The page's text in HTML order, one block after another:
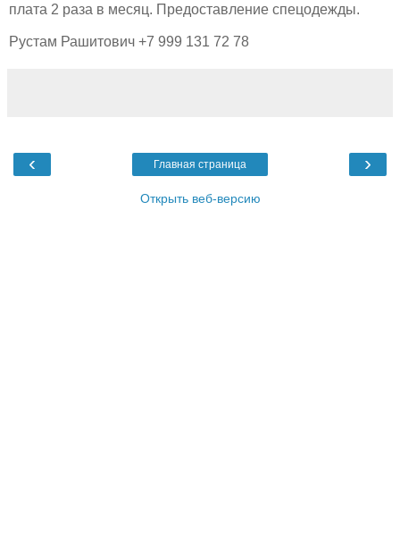
плата 2 раза в месяц. Предоставление спецодежды.
Рустам Рашитович +7 999 131 72 78
‹ ›
Главная страница
Открыть веб-версию